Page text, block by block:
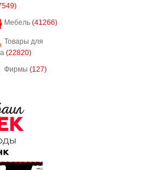
Мебель (41266)
Товары для
(22820)
Фирмы (127)